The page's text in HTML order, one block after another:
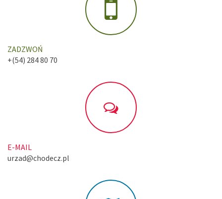
ZADZWOŃ
+(54) 284 80 70
E-MAIL
urzad@chodecz.pl